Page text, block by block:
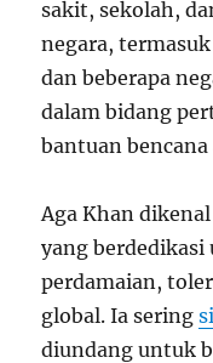
sakit, sekolah,
negara,
dan beberapa
dalam bidang
bantuan bencana
Aga Khan
yang
perdamaian,
global. Ia sering
diundang untuk